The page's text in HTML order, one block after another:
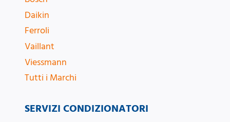
Daikin
Ferroli
Vaillant
Viessmann
Tutti i Marchi
SERVIZI CONDIZIONATORI